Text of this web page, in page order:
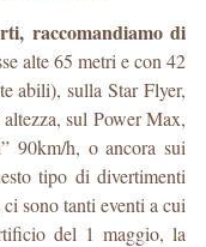
raccomandiamo di
alte 65 metri e con 42
abili), sulla Star Flyer,
sul Power Max,
90km/h, o ancora sui
tipo di divertimenti
sono tanti eventi a cui
del 1 maggio, la